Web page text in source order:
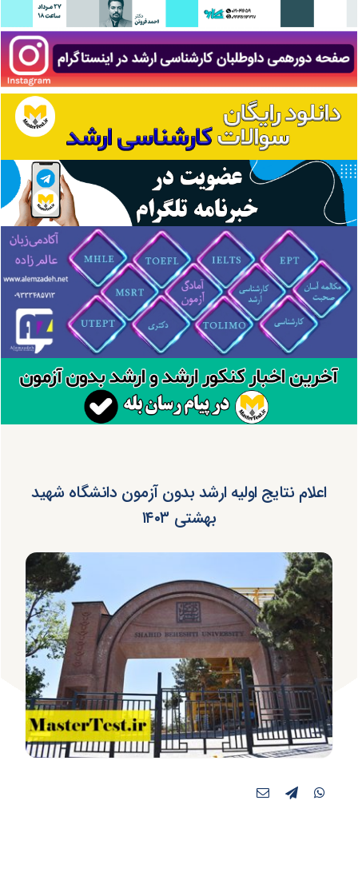
اعلام نتایج اولیه ارشد بدون آزمون دانشگاه شهید
بهشتی ۱۴۰۳